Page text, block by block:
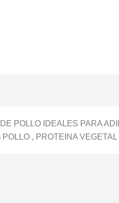
POLLO IDEALES PARA
, PROTEINA